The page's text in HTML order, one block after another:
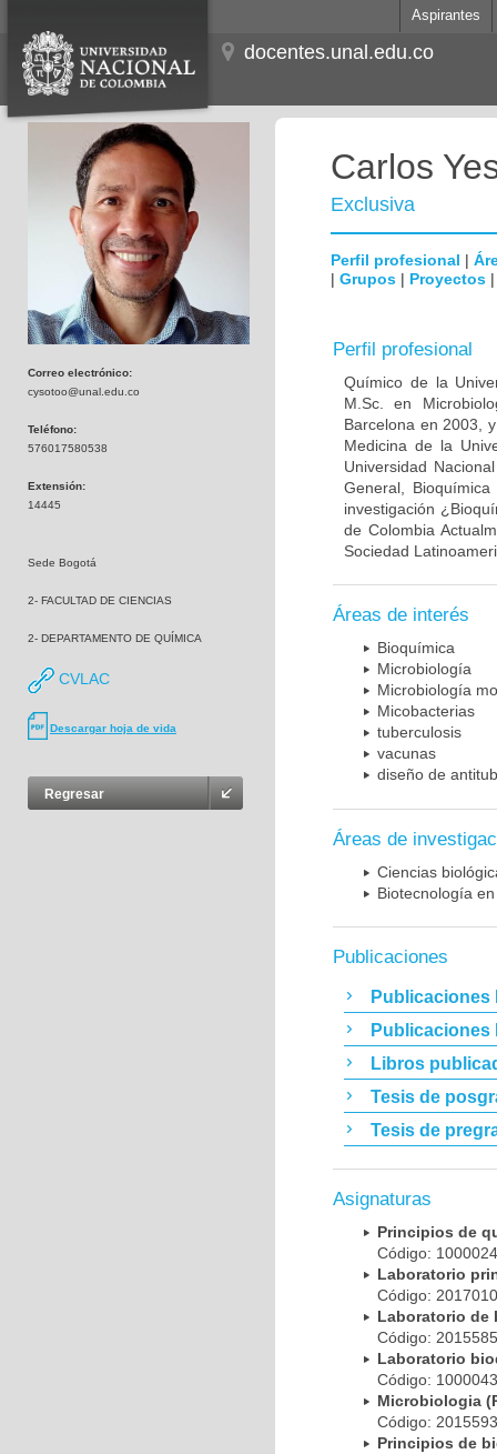
Aspirantes
docentes.unal.edu.co
Correo electrónico:
cysotoo@unal.edu.co
Teléfono:
576017580538
Extensión:
14445
Sede Bogotá
2- FACULTAD DE CIENCIAS
2- DEPARTAMENTO DE QUÍMICA
CVLAC
Descargar hoja de vida
Regresar
Carlos
Exclusiva
Perfil profesional |
| Grupos | Proyectos
Perfil profesional
Químico de la
M.Sc. en
Barcelona en 2003,
Medicina de la
Universidad
General,
investigación
de Colombia
Sociedad
Áreas de interés
Bioquímica
Microbiología
Microbiología
Micobacterias
tuberculosis
vacunas
diseño de
Áreas de
Ciencias
Biotecnología
Publicaciones
Publicaciones
Publicaciones
Libros
Tesis de
Tesis de
Asignaturas
Principios de
Código:
Laboratorio
Código:
Laboratorio de
Código:
Laboratorio
Código:
Microbiologia
Código:
Principios de